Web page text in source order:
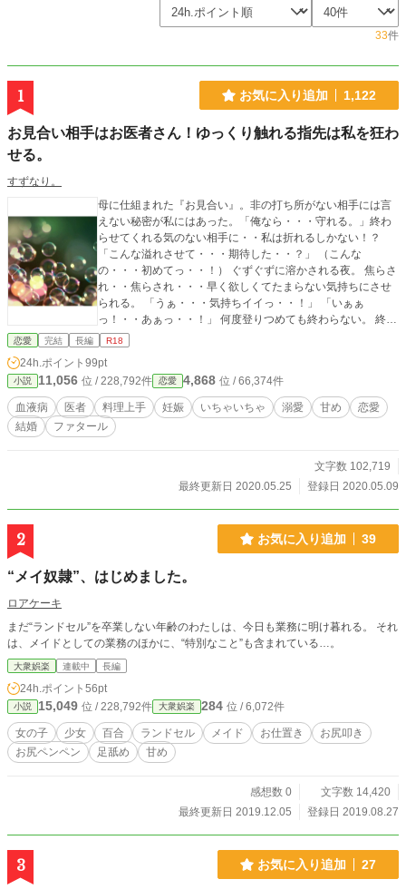
33件
1 お気に入り追加 1,122
お見合い相手はお医者さん！ゆっくり触れる指先は私を狂わ
せる。
すずなり。
母に仕組まれた『お見合い』。非の打ち所がない相手には言
えない秘密が私にはあった。「俺なら・・・守れる。」終わ
らせてくれる気のない相手に・・私は折れるしかない！？
「こんな溢れさせて・・・期待した・・？」 （こんな
の・・・初めてっ・・！） ぐずぐずに溶かされる夜。 焦らさ
れ・・焦らされ・・・早く欲しくてたまらない気持ちにさせ
られる。 「うぁ・・・気持ちイイっ・・！」 「いぁぁ
っ！・・あぁっ・・！」 何度登りつめても終わらない。 終わ
るのは・・・私が気を失う時だった。 ーーーーーーーーーー
い。」 「医者として許可はできない・・！」 食い違う想い。
「でも・・・」 ※お話はすべて想像の世界です。出てく
る病名、治療法、薬など、現実世界とはなんら関係ありませ
ん。 ※ただただ楽しんでいただけたら幸いです。 ※コメント
や感想は受け付けることはできません。メンタルが薄氷なも
回完結日2020.05.25】 【修正開始2023.05.08】
恋愛 完結 長編 R18
24h.ポイント 99pt
小説 11,056 位 / 228,792件 恋愛 4,868 位 / 66,374件
血液病 医者 料理上手 妊娠 いちゃいちゃ 溺愛 甘め
恋愛
結婚
ファタール
文字数 102,719
最終更新日 2020.05.25
登録日 2020.05.09
2 お気に入り追加 39
“メイ奴隷”、はじめました。
ロアケーキ
まだ“ランドセル”を卒業しない年齢のわたしは、今日も業務に明け暮れる。 それ
は、メイドとしての業務のほかに、“特別なこと”も含まれている…。
大衆娯楽 連載中 長編
24h.ポイント 56pt
小説 15,049 位 / 228,792件 大衆娯楽 284 位 / 6,072件
女の子 少女 百合 ランドセル メイド お仕置き
お尻叩き
お尻ペンペン
足舐め 甘め
感想数 0
文字数 14,420
最終更新日 2019.12.05
登録日 2019.08.27
3 お気に入り追加 27